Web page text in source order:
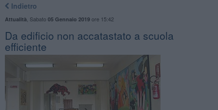
Indietro
Attualità Sabato 05 Gennaio 2019ore 15:42
Da edificio non accatastato a scuola
efficiente